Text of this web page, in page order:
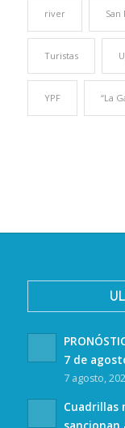
river San
Turistas
YPF “La
7 de
7 agosto,
Cuadrillas